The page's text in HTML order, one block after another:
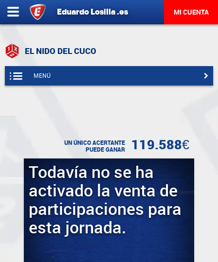
Eduardo Losilla.es MI CUENTA
EL NIDO DEL CUCO
MENÚ
UN ÚNICO ACERTANTE
PUEDE GANAR
119.588€
Todavía no se ha
activado la venta de
participaciones para
esta jornada.